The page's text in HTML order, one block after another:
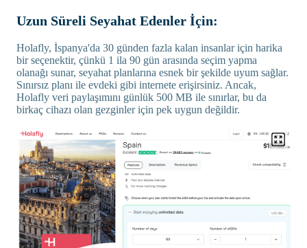
Uzun Süreli Seyahat Edenler İçin:
Holafly, İspanya'da 30 günden fazla kalan insanlar için harika
bir seçenektir, çünkü 1 ila 90 gün arasında seçim yapma
olanağı sunar, seyahat planlarına esnek bir şekilde uyum sağlar.
Sınırsız planı ile evdeki gibi internete erişirsiniz. Ancak,
Holafly veri paylaşımını günlük 500 MB ile sınırlar, bu da
birkaç cihazı olan gezginler için pek uygun değildir.